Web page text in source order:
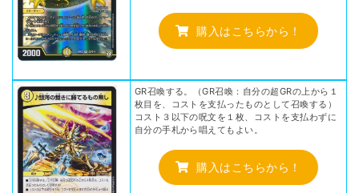
購入はこちらから！
GR召喚する。（GR召喚：自分の超GRの上から１
枚目を、コストを支払ったものとして召喚する）
コスト３以下の呪文を１枚、コストを支払わずに
自分の手札から唱えてもよい。
購入はこちらから！